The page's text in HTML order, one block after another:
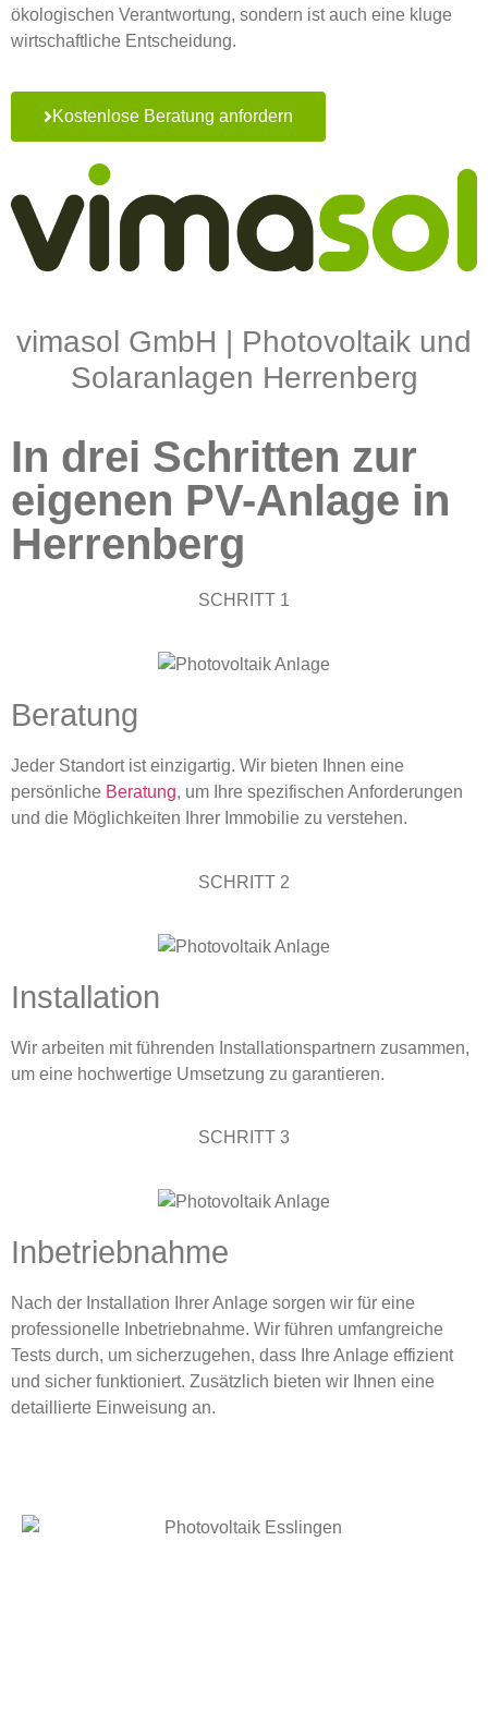
ökologischen Verantwortung, sondern ist auch eine kluge
wirtschaftliche Entscheidung.
Kostenlose Beratung anfordern
vimasol GmbH | Photovoltaik und
Solaranlagen Herrenberg
In drei Schritten zur
eigenen PV-Anlage in
Herrenberg
SCHRITT 1
Beratung
Jeder Standort ist einzigartig. Wir bieten Ihnen eine
persönliche Beratung, um Ihre spezifischen Anforderungen
und die Möglichkeiten Ihrer Immobilie zu verstehen.
SCHRITT 2
Installation
Wir arbeiten mit führenden Installationspartnern zusammen,
um eine hochwertige Umsetzung zu garantieren.
SCHRITT 3
Inbetriebnahme
Nach der Installation Ihrer Anlage sorgen wir für eine
professionelle Inbetriebnahme. Wir führen umfangreiche
Tests durch, um sicherzugehen, dass Ihre Anlage effizient
und sicher funktioniert. Zusätzlich bieten wir Ihnen eine
detaillierte Einweisung an.